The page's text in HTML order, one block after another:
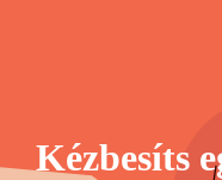
Kézbesíts